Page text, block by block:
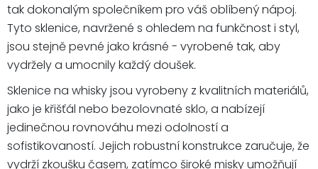
tak dokonalým společníkem pro váš oblíbený nápoj.
Tyto sklenice, navržené s ohledem na funkčnost i styl,
jsou stejně pevné jako krásné - vyrobené tak, aby
vydržely a umocnily každý doušek.
Sklenice na whisky jsou vyrobeny z kvalitních materiálů,
jako je křišťál nebo bezolovnaté sklo, a nabízejí
jedinečnou rovnováhu mezi odolností a
sofistikovaností. Jejich robustní konstrukce zaručuje, že
vydrží zkoušku časem, zatímco široké misky umožňují